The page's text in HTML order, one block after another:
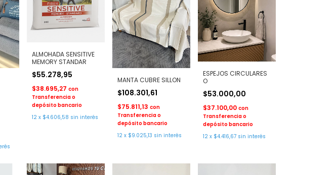
ALMOHADA SENSITIVE
MEMORY STANDAR
$55.278,95
$38.695,27 con
Transferencia o
depósito bancario
12 x $4.606,58 sin interés
MANTA CUBRE SILLON
$108.301,61
$75.811,13 con
Transferencia o
depósito bancario
12 x $9.025,13 sin interés
ESPEJOS CIRCULARES
O
$53.000,00
$37.100,00 con
Transferencia o
depósito bancario
12 x $4.416,67 sin interés